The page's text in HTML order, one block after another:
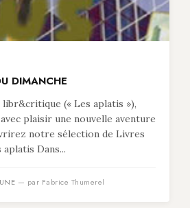
DIMANCHE
(« Les aplatis »),
plaisir une nouvelle aventure
notre sélection de Livres
Dans...
UNE — par Fabrice Thumerel